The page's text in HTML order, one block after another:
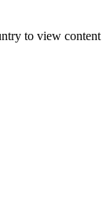
to view